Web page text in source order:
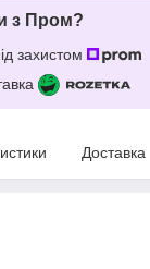
з Пром?
захистом
Доставка